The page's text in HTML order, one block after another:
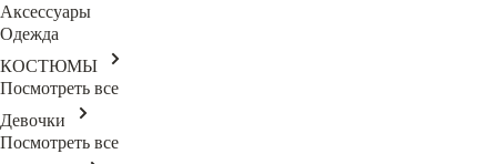
Аксессуары
Одежда
КОСТЮМЫ
Посмотреть все
Девочки
Посмотреть все